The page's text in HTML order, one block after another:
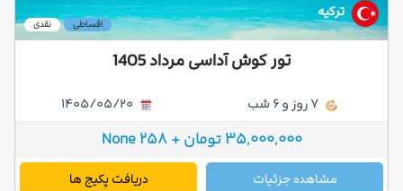
ترکیه
نقدی اقساطی
تور کوش آداسی مرداد 1405
35,000,000 تومان + 258 None
مشاهده جزئیات دریافت پکیج ها